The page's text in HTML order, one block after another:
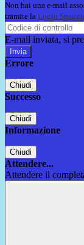
Non hai una e-mail
tramite la Login
E-mail inviata, si
Errore
Chiudi
Successo
Chiudi
Informazione
Chiudi
Attendere...
Attendere il